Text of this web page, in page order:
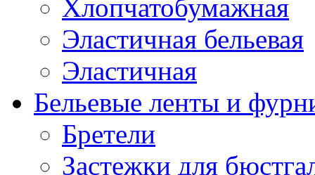
Хлопчатобумажная
Эластичная бельевая
Эластичная
Бельевые ленты и
Бретели
Застежки для